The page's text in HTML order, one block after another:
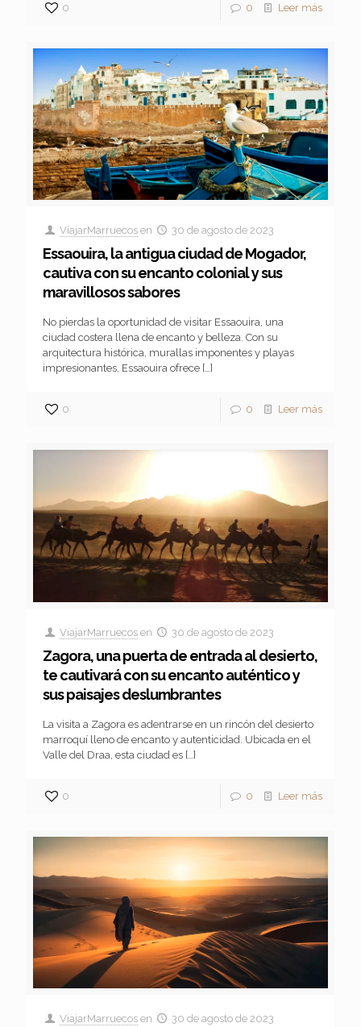
0 0 Leer más
ViajarMarruecos en 30 de agosto de 2023
Essaouira, la antigua ciudad de Mogador,
cautiva con su encanto colonial y sus
maravillosos sabores
No pierdas la oportunidad de visitar Essaouira, una
ciudad costera llena de encanto y belleza. Con su
arquitectura histórica, murallas imponentes y playas
impresionantes, Essaouira ofrece […]
0 0 Leer más
ViajarMarruecos en 30 de agosto de 2023
Zagora, una puerta de entrada al desierto,
te cautivará con su encanto auténtico y
sus paisajes deslumbrantes
La visita a Zagora es adentrarse en un rincón del desierto
marroquí lleno de encanto y autenticidad. Ubicada en el
Valle del Draa, esta ciudad es […]
0 0 Leer más
ViajarMarruecos en 30 de agosto de 2023